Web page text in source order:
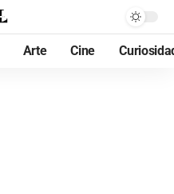
Arte Cine